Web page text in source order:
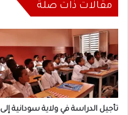
مقالات ذات صلة
تأجيل الدراسة في ولاية سودانية إلى